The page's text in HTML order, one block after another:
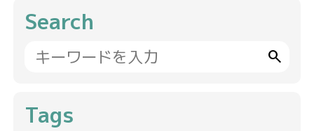
Search
search
Tags